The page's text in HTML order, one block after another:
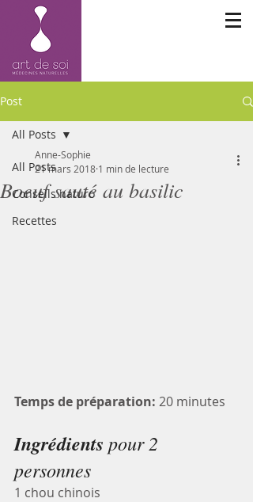
Post
All Posts
Conseils naturo
Recettes
All Posts
Boeuf sauté au basilic
Anne-Sophie
21 mars 2018 1 min de lecture
Temps de préparation: 20 minutes
Ingrédients pour 2
personnes
1 chou chinois